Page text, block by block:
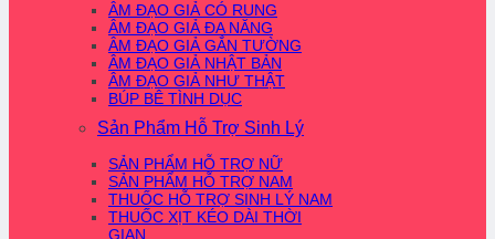
ÂM ĐẠO GIẢ CÓ RUNG
ÂM ĐẠO GIẢ ĐA NĂNG
ÂM ĐẠO GIẢ GẮN TƯỜNG
ÂM ĐẠO GIẢ NHẬT BẢN
ÂM ĐẠO GIẢ NHƯ THẬT
BÚP BÊ TÌNH DỤC
Sản Phẩm Hỗ Trợ Sinh Lý
SẢN PHẨM HỖ TRỢ NỮ
SẢN PHẨM HỖ TRỢ NAM
THUỐC HỖ TRỢ SINH LÝ NAM
THUỐC XỊT KÉO DÀI THỜI
GIAN